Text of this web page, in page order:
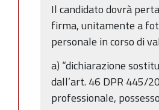
Il candidato dovrà
firma, unitamente a
personale in corso di
a) “dichiarazione
dall’art. 46 DPR 445/
professionale,